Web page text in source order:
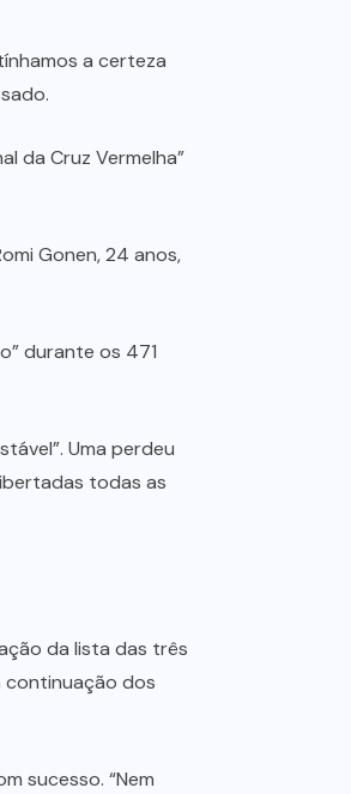
a certeza
da Cruz Vermelha”
Gonen, 24 anos,
durante os 471
Uma perdeu
todas as
da lista das três
continuação dos
sucesso. “Nem